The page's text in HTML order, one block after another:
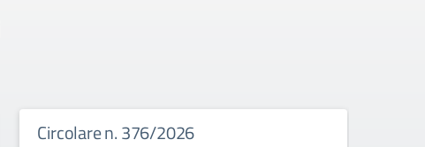
Circolare n. 376/2026